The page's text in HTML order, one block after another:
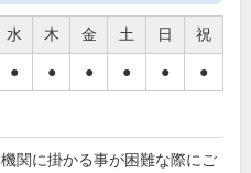
水 木 金 土 日 祝
● ● ● ● ● ●
関に掛かる事が困難な際にご